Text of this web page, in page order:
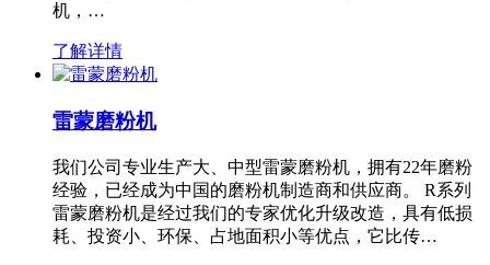
机，…
了解详情
雷蒙磨粉机
我们公司专业生产大、中型雷蒙磨粉机，拥有22年磨粉
经验，已经成为中国的磨粉机制造商和供应商。 R系列
雷蒙磨粉机是经过我们的专家优化升级改造，具有低损
耗、投资小、环保、占地面积小等优点，它比传…